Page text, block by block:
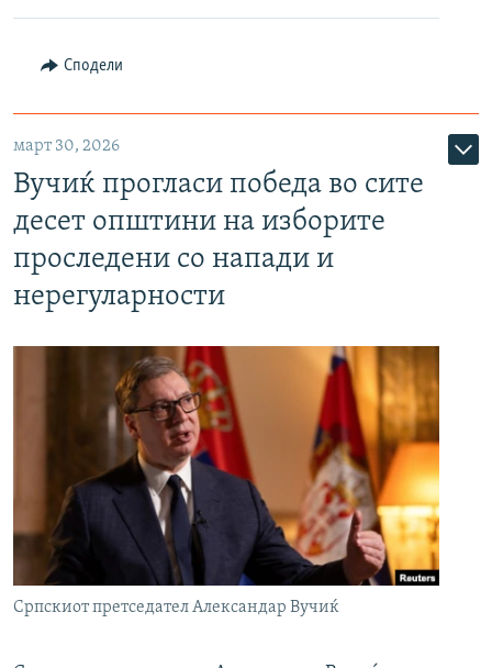
Сподели
март 30, 2026
Вучиќ прогласи победа во сите
десет општини на изборите
проследени со напади и
нерегуларности
Српскиот претседател Александар Вучиќ